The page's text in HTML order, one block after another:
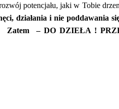
potencjału, jaki w Tobie
działania i nie poddawania
Zatem – DO DZIEŁA !